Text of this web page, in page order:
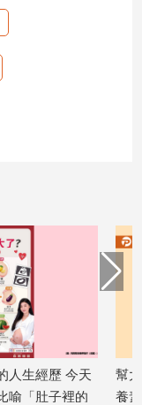
幫大家整理長高高
養素